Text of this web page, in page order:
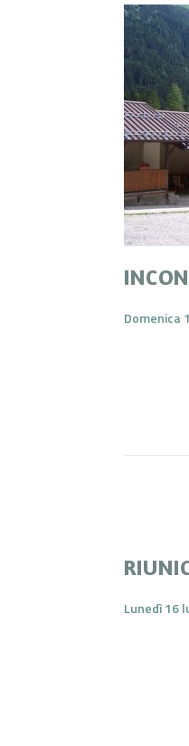
Domenica
Lunedì 16